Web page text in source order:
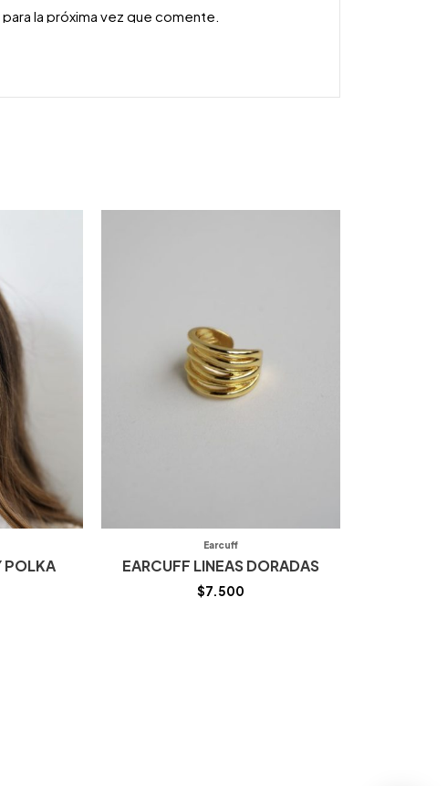
la próxima vez que comente.
POLKA
Earcuff
EARCUFF LINEAS DORADAS
$7.500